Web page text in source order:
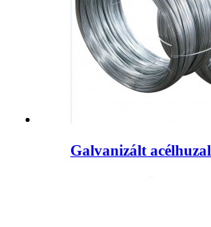
Galvanizált acélhuzal